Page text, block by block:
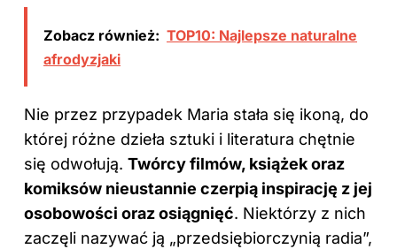
Zobacz również: TOP10: Najlepsze naturalne
afrodyzjaki
Nie przez przypadek Maria stała się ikoną, do
której różne dzieła sztuki i literatura chętnie
się odwołują. Twórcy filmów, książek oraz
komiksów nieustannie czerpią inspirację z jej
osobowości oraz osiągnięć. Niektórzy z nich
zaczęli nazywać ją „przedsiębiorczynią radia”,